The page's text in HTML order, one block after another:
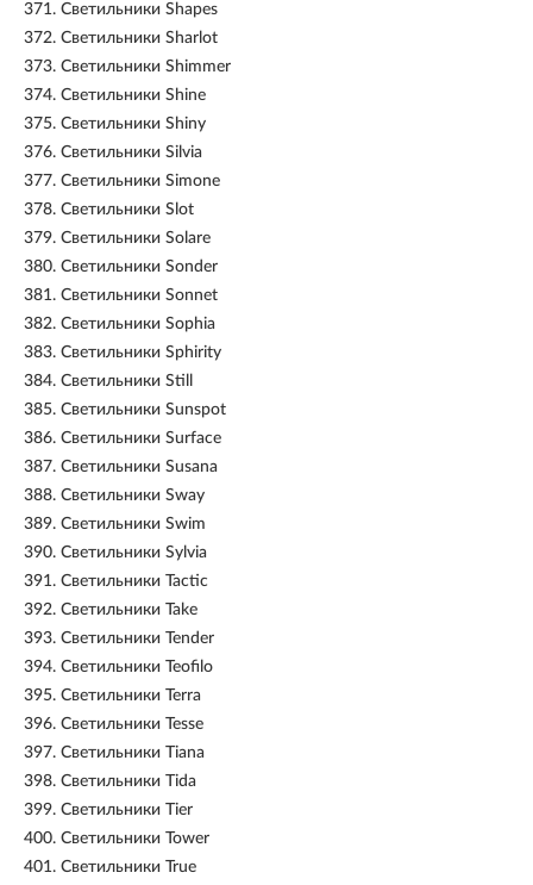
371. Светильники Shapes
372. Светильники Sharlot
373. Светильники Shimmer
374. Светильники Shine
375. Светильники Shiny
376. Светильники Silvia
377. Светильники Simone
378. Светильники Slot
379. Светильники Solare
380. Светильники Sonder
381. Светильники Sonnet
382. Светильники Sophia
383. Светильники Sphirity
384. Светильники Still
385. Светильники Sunspot
386. Светильники Surface
387. Светильники Susana
388. Светильники Sway
389. Светильники Swim
390. Светильники Sylvia
391. Светильники Tactic
392. Светильники Take
393. Светильники Tender
394. Светильники Teofilo
395. Светильники Terra
396. Светильники Tesse
397. Светильники Tiana
398. Светильники Tida
399. Светильники Tier
400. Светильники Tower
401. Светильники True